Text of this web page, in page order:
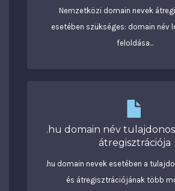
Nemzetközi domain nevek
esetében szükséges: domain név
feloldása...
.hu domain név tulajdonos
átregisztrációja
.hu domain nevek esetében a
és átregisztrációjának több